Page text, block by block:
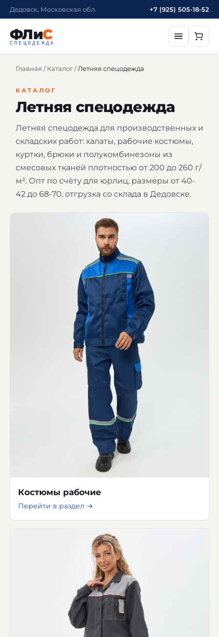
Дедовск, Московская обл. +7 (925) 505-18-52
ФЛиС
СПЕЦОДЕЖДА
Главная /Каталог/Летняя спецодежда
КАТАЛОГ
Летняя спецодежда
Летняя спецодежда для производственных и
складских работ: халаты, рабочие костюмы,
куртки, брюки и полукомбинезоны из
смесовых тканей плотностью от 200 до 260 г/
м². Опт по счёту для юрлиц, размеры от 40-
42 до 68-70, отгрузка со склада в Дедовске.
Костюмы рабочие
Перейти в раздел →